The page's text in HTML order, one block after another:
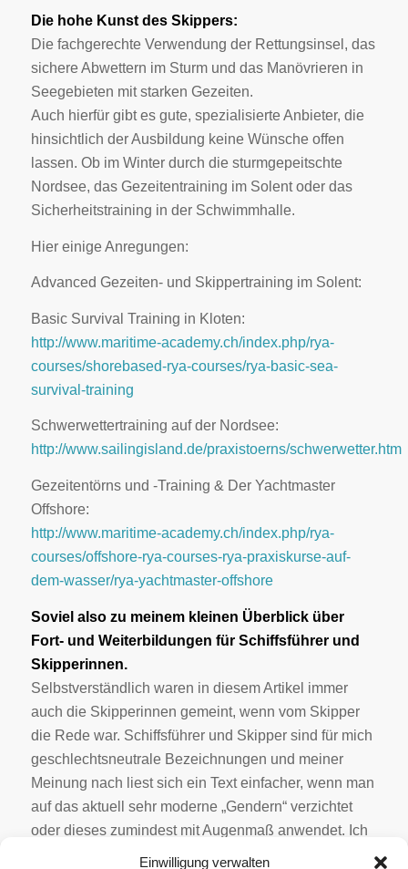
Einwilligung verwalten
Die hohe Kunst des Skippers:
Die fachgerechte Verwendung der Rettungsinsel, das
sichere Abwettern im Sturm und das Manövrieren in
Seegebieten mit starken Gezeiten.
Auch hierfür gibt es gute, spezialisierte Anbieter, die
hinsichtlich der Ausbildung keine Wünsche offen
lassen. Ob im Winter durch die sturmgepeitschte
Nordsee, das Gezeitentraining im Solent oder das
Sicherheitstraining in der Schwimmhalle.
Hier einige Anregungen:
Advanced Gezeiten- und Skippertraining im Solent:
Basic Survival Training in Kloten:
http://www.maritime-academy.ch/index.php/rya-
courses/shorebased-rya-courses/rya-basic-sea-
survival-training
Schwerwettertraining auf der Nordsee:
http://www.sailingisland.de/praxistoerns/schwerwetter.htm
Gezeitentörns und -Training & Der Yachtmaster
Offshore:
http://www.maritime-academy.ch/index.php/rya-
courses/offshore-rya-courses-rya-praxiskurse-auf-
dem-wasser/rya-yachtmaster-offshore
Soviel also zu meinem kleinen Überblick über
Fort- und Weiterbildungen für Schiffsführer und
Skipperinnen.
Selbstverständlich waren in diesem Artikel immer
auch die Skipperinnen gemeint, wenn vom Skipper
die Rede war. Schiffsführer und Skipper sind für mich
geschlechtsneutrale Bezeichnungen und meiner
Meinung nach liest sich ein Text einfacher, wenn man
auf das aktuell sehr moderne „Gendern“ verzichtet
oder dieses zumindest mit Augenmaß anwendet. Ich
bitte diesbezüglich um Nachsicht.